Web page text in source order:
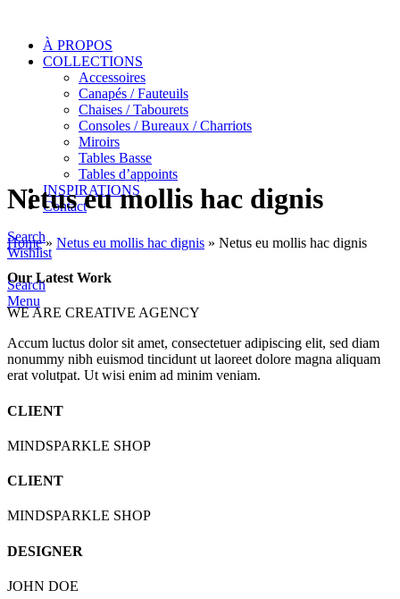
À PROPOS
COLLECTIONS
Accessoires
Canapés / Fauteuils
Chaises / Tabourets
Consoles / Bureaux / Charriots
Miroirs
Tables Basse
Tables d’appoints
INSPIRATIONS
Contact
Search
Wishlist
Search
Menu
Netus eu mollis hac dignis
Home» Netus eu mollis hac dignis » Netus eu mollis hac dignis
Our Latest Work
WE ARE CREATIVE AGENCY
Accum luctus dolor sit amet, consectetuer adipiscing elit, sed diam
nonummy nibh euismod tincidunt ut laoreet dolore magna aliquam
erat volutpat. Ut wisi enim ad minim veniam.
CLIENT
MINDSPARKLE SHOP
CLIENT
MINDSPARKLE SHOP
DESIGNER
JOHN DOE